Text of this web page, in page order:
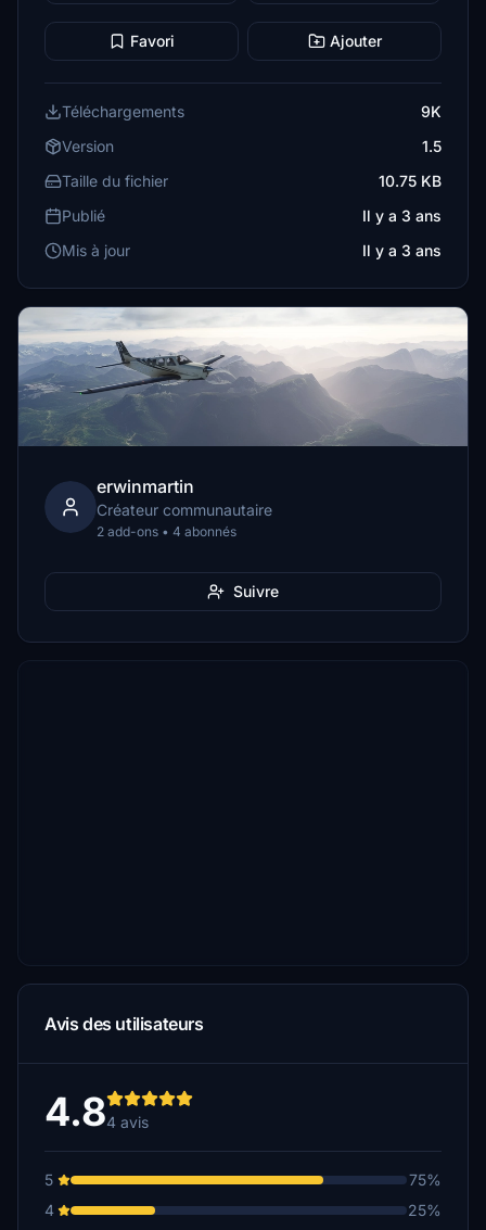
Favori Ajouter
Téléchargements
9K
Version
1.5
Taille du fichier
10.75 KB
Publié
Il y a 3 ans
Mis à jour
Il y a 3 ans
erwinmartin
Créateur communautaire
2 add-ons • 4 abonnés
Suivre
Avis des utilisateurs
4.84 avis
5
75%
4
25%